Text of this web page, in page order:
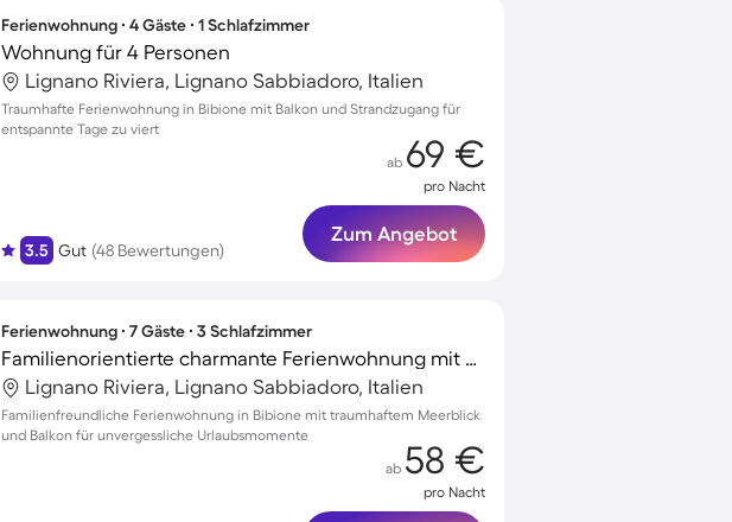
Ferienwohnung ∙ 4 Gäste ∙ 1 Schlafzimmer
Wohnung für 4 Personen
Lignano Riviera, Lignano Sabbiadoro, Italien
Traumhafte Ferienwohnung in Bibione mit Balkon und Strandzugang für
entspannte Tage zu viert
3.5 Gut (48 Bewertungen)
ab 69 €
pro Nacht
Zum Angebot
Ferienwohnung ∙ 7 Gäste ∙ 3 Schlafzimmer
Familienorientierte charmante Ferienwohnung mit Terrasse | Meerblick | Nah am Strand
Lignano Riviera, Lignano Sabbiadoro, Italien
Familienfreundliche Ferienwohnung in Bibione mit traumhaftem Meerblick
und Balkon für unvergessliche Urlaubsmomente
ab 58 €
pro Nacht